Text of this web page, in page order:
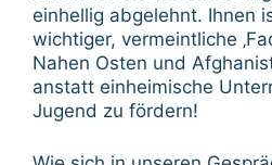
einhellig abgelehnt. Ihnen
wichtiger, vermeintliche
Nahen Osten und
anstatt einheimische
Jugend zu fördern!